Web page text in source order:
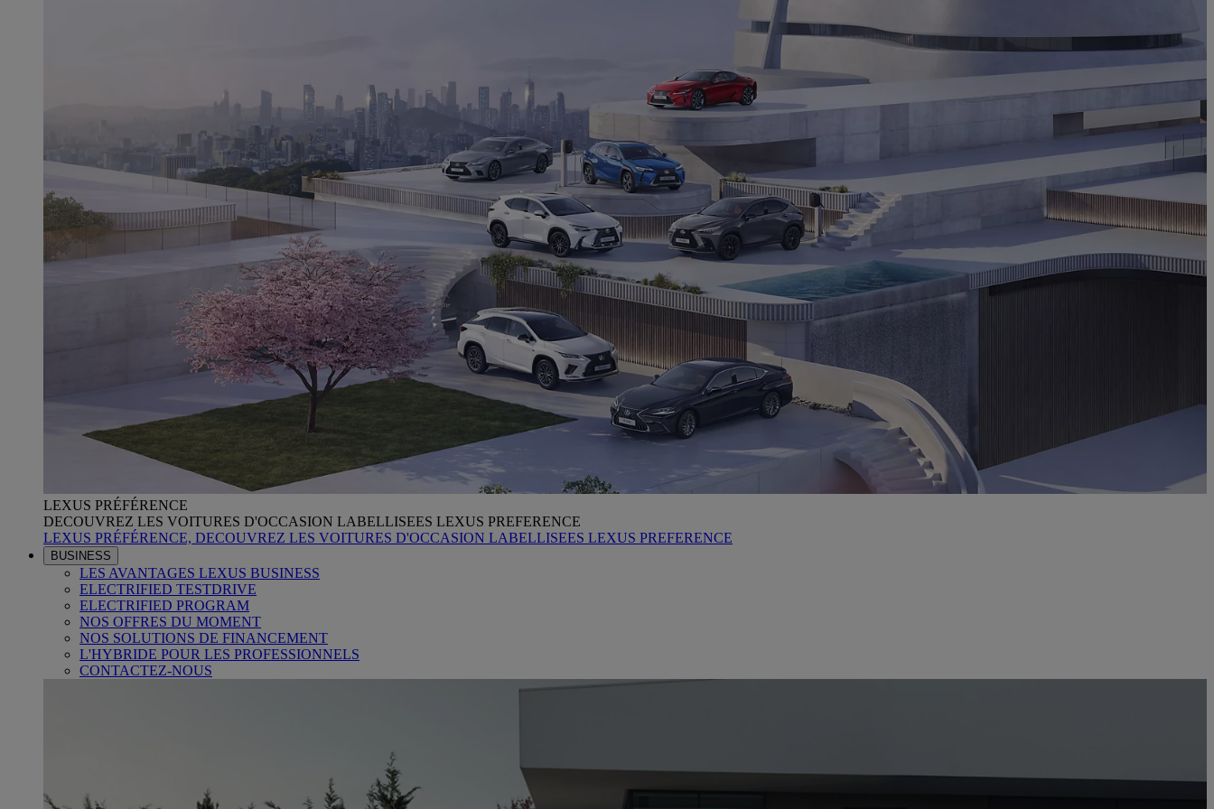
LEXUS PRÉFÉRENCE
DECOUVREZ LES VOITURES D'OCCASION LABELLISEES LEXUS PREFERENCE
LEXUS PRÉFÉRENCE, DECOUVREZ LES VOITURES D'OCCASION LABELLISEES LEXUS PREFERENCE
BUSINESS
LES AVANTAGES LEXUS BUSINESS
ELECTRIFIED TESTDRIVE
ELECTRIFIED PROGRAM
NOS OFFRES DU MOMENT
NOS SOLUTIONS DE FINANCEMENT
L'HYBRIDE POUR LES PROFESSIONNELS
CONTACTEZ-NOUS